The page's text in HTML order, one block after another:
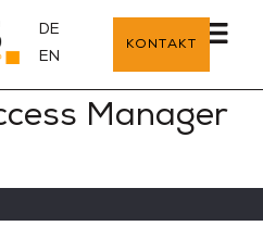
DE
EN
KONTAKT
Manager